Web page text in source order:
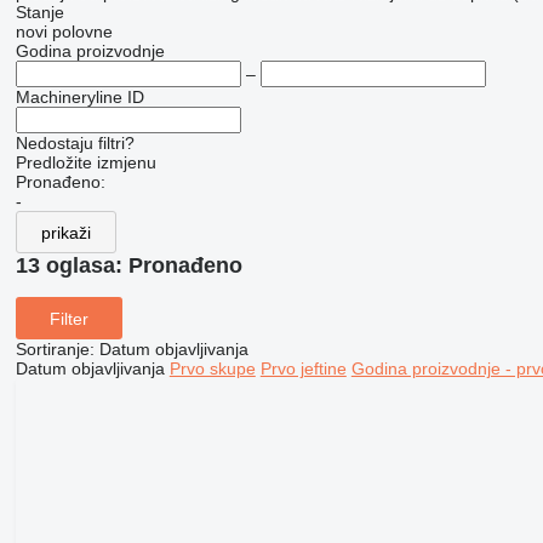
Stanje
novi polovne
Godina proizvodnje
–
Machineryline ID
Nedostaju filtri?
Predložite izmjenu
Pronađeno:
-
prikaži
13 oglasa: Pronađeno
Filter
Sortiranje: Datum objavljivanja
Datum objavljivanja Prvo skupe Prvo jeftine Godina proizvodnje -